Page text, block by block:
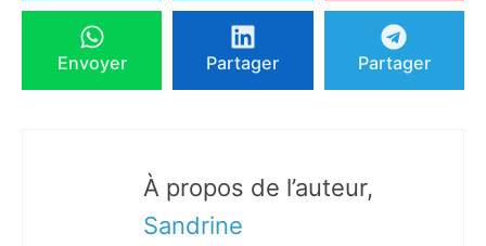
Envoyer Partager Partager
À propos de l’auteur,
Sandrine